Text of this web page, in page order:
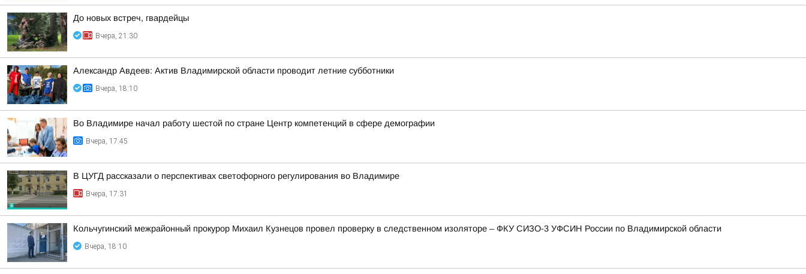
До новых встреч, гвардейцы
Вчера, 21:30
Александр Авдеев: Актив Владимирской области проводит летние субботники
Вчера, 18:10
Во Владимире начал работу шестой по стране Центр компетенций в сфере демографии
Вчера, 17:45
В ЦУГД рассказали о перспективах светофорного регулирования во Владимире
Вчера, 17:31
Кольчугинский межрайонный прокурор Михаил Кузнецов провел проверку в следственном изоляторе – ФКУ СИЗО-3 УФСИН России по Владимирской области
Вчера, 18:10